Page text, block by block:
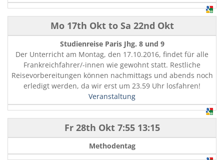
Mo 17th Oktto Sa 22nd Okt
Studienreise Paris Jhg. 8 und 9
Der Unterricht am Montag, den 17.10.2016, findet für alle
Frankreichfahrer/-innen wie gewohnt statt. Restliche
Reisevorbereitungen können nachmittags und abends noch
erledigt werden, da wir erst um 23.59 Uhr losfahren!
Veranstaltung
Fr 28th Okt7:55 13:15
Methodentag